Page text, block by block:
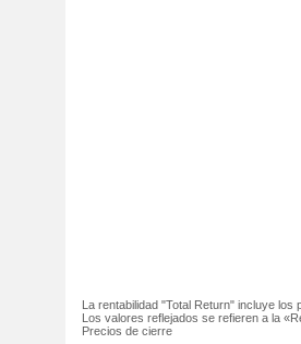
La rentabilidad "Total Return" incluye
Los valores reflejados se refieren a la
Precios de cierre